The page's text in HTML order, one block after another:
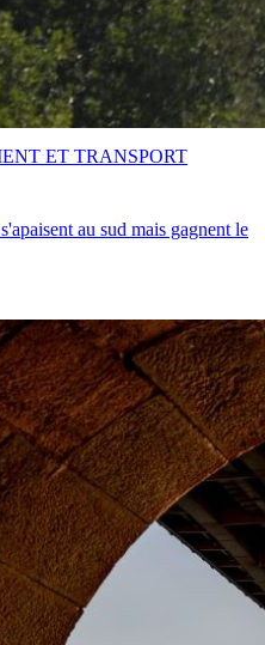
au sud mais gagnent le
ET TRANSPORT